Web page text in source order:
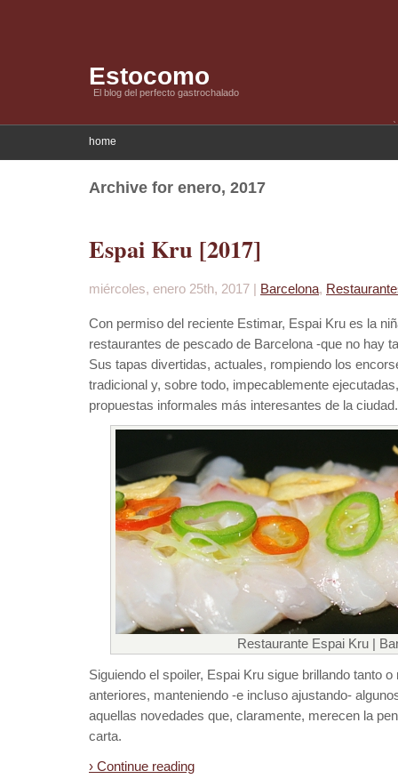
Estocomo
El blog del perfecto gastrochalado
home
Archive for enero, 2017
Espai Kru [2017]
miércoles, enero 25th, 2017 | Barcelona,
Con permiso del reciente Estimar, Espai Kru es la
restaurantes de pescado de Barcelona -que no hay
Sus tapas divertidas, actuales, rompiendo los
tradicional y, sobre todo, impecablemente
propuestas informales más interesantes de la ciudad.
Restaurante Espai Kru |
Siguiendo el spoiler, Espai Kru sigue brillando tanto
anteriores, manteniendo -e incluso ajustando-
aquellas novedades que, claramente, merecen la
carta.
› Continue reading